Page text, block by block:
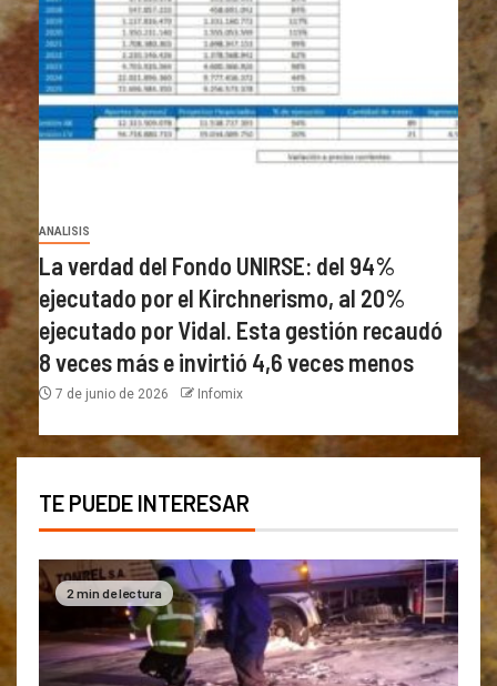
ANALISIS
La verdad del Fondo UNIRSE: del 94%
ejecutado por el Kirchnerismo, al 20%
ejecutado por Vidal. Esta gestión recaudó
8 veces más e invirtió 4,6 veces menos
7 de junio de 2026 Infomix
TE PUEDE INTERESAR
2 min de lectura